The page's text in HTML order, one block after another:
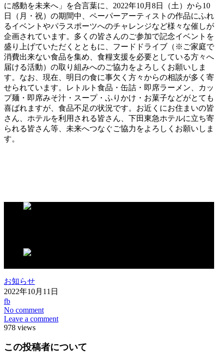
に感動を未来へ」を合言葉に、2022年10月8日（土）から10
日（月・祝）の期間中、ペーパーアーティストの作品にふれ
るイベントやパラスポーツへのチャレンジなど様々な催しが
企画されています。多くの皆さんのご参加で記念イベントを
盛り上げていただくとともに、フードドライブ（※ご家庭で
消費出来ない食品を集め、食糧支援を必要としている方々へ
届ける活動）の取り組みへのご協力をよろしくお願いしま
す。なお、現在、明日の食に事欠く方々からの相談が多く寄
せられています。レトルト食品・缶詰・即席ラーメン、カッ
プ麺・即席みそ汁・スープ・ふりかけ・お菓子などがとても
喜ばれますが、食品不足の状況です。お近くにお住まいの皆
さん、ホテルを利用される皆さん、下田東急ホテルに立ち寄
られる皆さん等、未来へつなぐご協力をよろしくお願いしま
す。
お知らせ
2022年10月11日
fb
No comment
Leave a comment
978 views
この投稿者について